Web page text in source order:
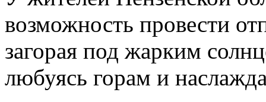
возможность провести
загорая под жарким
любуясь горам и